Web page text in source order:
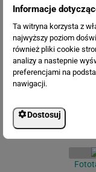
Informacje
Ta witryna korzysta z
najwyższy poziom
również pliki cookie
analizy a nastepnie
preferencjami na
nawigacji.
Dostosuj